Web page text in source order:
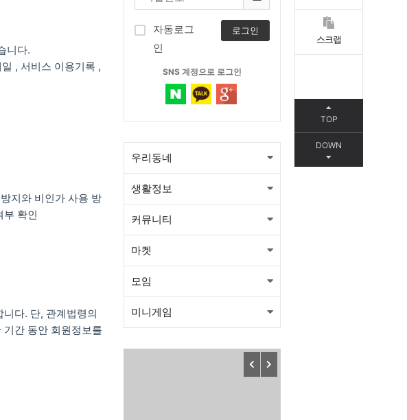
스크랩
TOP
DOWN
니다.
, 서비스 이용기록 ,
지와 비인가 사용 방
부 확인
다. 단, 관계법령의
간 동안 회원정보를
자동로그
인
로그인
SNS 계정으로 로그인
우리동네
생활정보
커뮤니티
마켓
모임
미니게임